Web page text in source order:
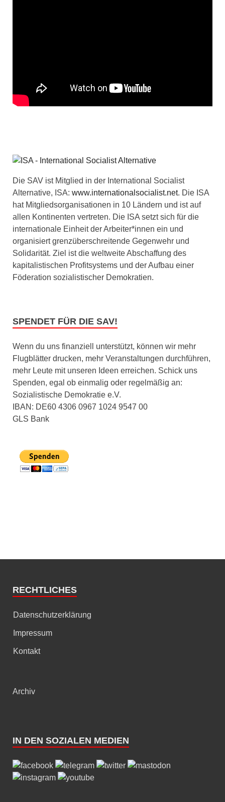
Die SAV ist Mitglied in der International Socialist
Alternative, ISA: www.internationalsocialist.net. Die ISA
hat Mitgliedsorganisationen in 10 Ländern und ist auf
allen Kontinenten vertreten. Die ISA setzt sich für die
internationale Einheit der Arbeiter*innen ein und
organisiert grenzüberschreitende Gegenwehr und
Solidarität. Ziel ist die weltweite Abschaffung des
kapitalistischen Profitsystems und der Aufbau einer
Föderation sozialistischer Demokratien.
SPENDET FÜR DIE SAV!
Wenn du uns finanziell unterstützt, können wir mehr
Flugblätter drucken, mehr Veranstaltungen durchführen,
mehr Leute mit unseren Ideen erreichen. Schick uns
Spenden, egal ob einmalig oder regelmäßig an:
Sozialistische Demokratie e.V.
IBAN: DE60 4306 0967 1024 9547 00
GLS Bank
RECHTLICHES
Datenschutzerklärung
Impressum
Kontakt
Archiv
IN DEN SOZIALEN MEDIEN